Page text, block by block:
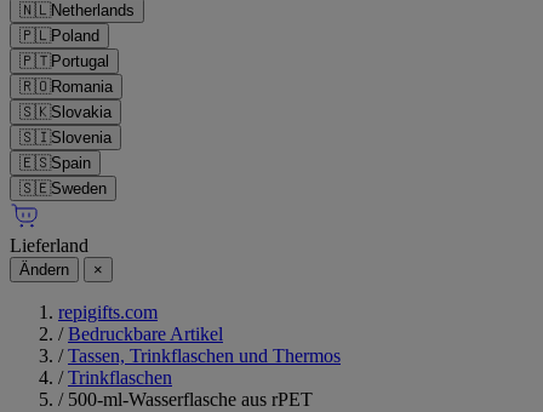
🇳🇱Netherlands
🇵🇱Poland
🇵🇹Portugal
🇷🇴Romania
🇸🇰Slovakia
🇸🇮Slovenia
🇪🇸Spain
🇸🇪Sweden
Lieferland
Ändern ×
repigifts.com
/ Bedruckbare Artikel
/ Tassen, Trinkflaschen und Thermos
/ Trinkflaschen
/ 500-ml-Wasserflasche aus rPET